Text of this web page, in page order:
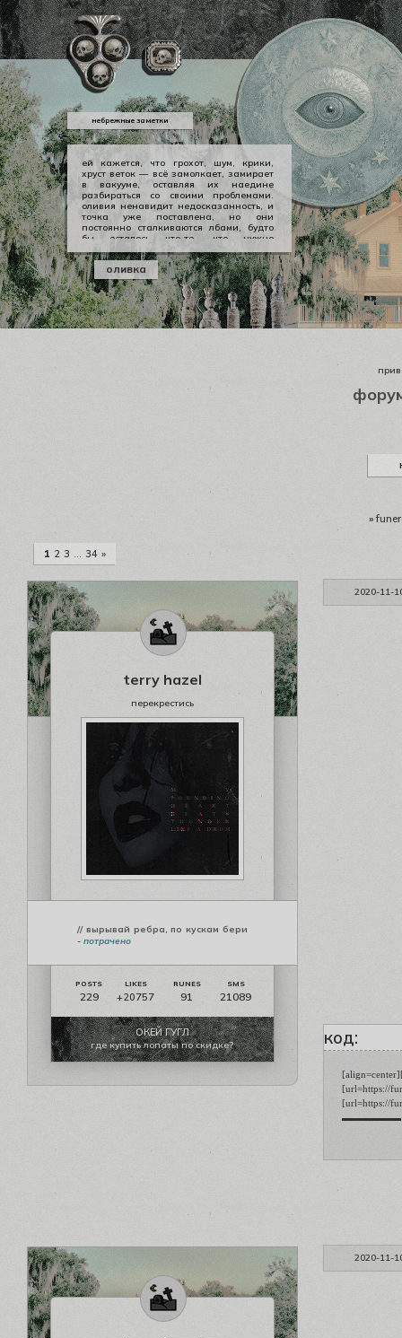
ей кажется, что грохот, шум, крики,
хруст веток — всё замолкает, замирает
в вакууме, оставляя их наедине
разбираться со своими проблемами.
оливия ненавидит недосказанность, и
точка уже поставлена, но они
постоянно сталкиваются лбами, будто
бы осталось что-то, что нужно
произнести вслух, выкричать, выскулить
болезненным визгом, чтобы не
тревожило никогда не заживающей
раной. но оливии нечего сказать
джеральду, а джеральду просто
плевать.
оливка
небрежные заметки
»
1 2 3 … 34 »
2020-11-
terry hazel
перекрестись
// вырывай ребра, по кускам бери
- потрачено
229 +20757 91 21089
ОКЕЙ ГУГЛ
где купить лопаты по скидке? код:
[url=https://
[url=https://
▬▬▬▬▬▬
2020-11-